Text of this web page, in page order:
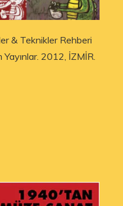
& Teknikler Rehberi
2012, İZMİR.